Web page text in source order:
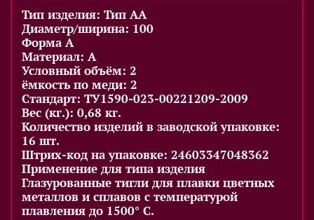
Тип изделия: Тип AA
Диаметр/ширина: 100
Форма A
Материал: A
Условный объём: 2
ёмкость по меди: 2
Стандарт: ТУ1590-023-00221209-2009
Вес (кг.): 0,68 кг.
Количество изделий в заводской упаковке:
16 шт.
Штрих-код на упаковке: 24603347048362
Применение для типа изделия
Глазурованные тигли для плавки цветных
металлов и сплавов с температурой
плавления до 1500° С.